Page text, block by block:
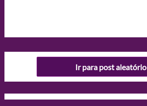
Ir para post aleatório